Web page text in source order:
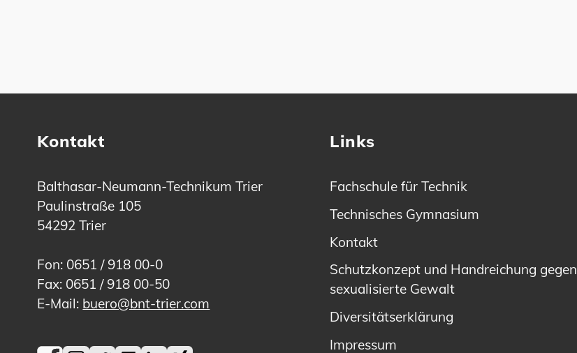
Kontakt
Balthasar-Neumann-Technikum Trier
Paulinstraße 105
54292 Trier
Fon: 0651 / 918 00-0
Fax: 0651 / 918 00-50
E-Mail: buero@bnt-trier.com
Links
Fachschule für Technik
Technisches Gymnasium
Kontakt
Schutzkonzept und Handreichung gegen
sexualisierte Gewalt
Diversitätserklärung
Impressum